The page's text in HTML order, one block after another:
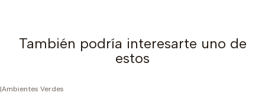
También podría interesarte uno de
estos
|Ambientes Verdes